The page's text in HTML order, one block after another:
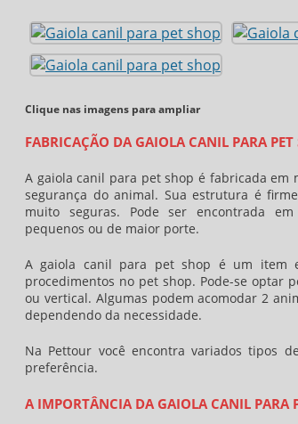
Clique nas imagens para ampliar
FABRICAÇÃO DA GAIOLA CANIL PARA PET
A gaiola canil para pet shop é fabricada em
segurança do animal. Sua estrutura é
muito seguras. Pode ser encontrada
pequenos ou de maior porte.
A gaiola canil para pet shop é um item
procedimentos no pet shop. Pode-se optar
ou vertical. Algumas podem acomodar 2
dependendo da necessidade.
Na Pettour você encontra variados tipos de
preferência.
A IMPORTÂNCIA DA GAIOLA CANIL PARA